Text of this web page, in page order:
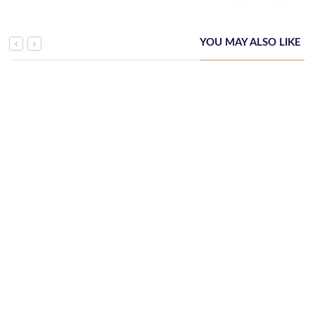
YOU MAY ALSO LIKE